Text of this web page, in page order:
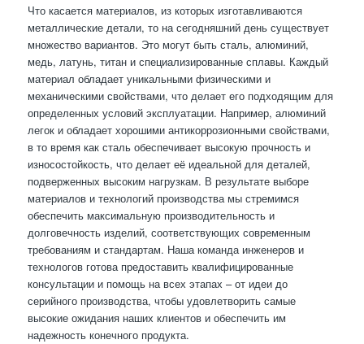
Что касается материалов, из которых изготавливаются
металлические детали, то на сегодняшний день существует
множество вариантов. Это могут быть сталь, алюминий,
медь, латунь, титан и специализированные сплавы. Каждый
материал обладает уникальными физическими и
механическими свойствами, что делает его подходящим для
определенных условий эксплуатации. Например, алюминий
легок и обладает хорошими антикоррозионными свойствами,
в то время как сталь обеспечивает высокую прочность и
износостойкость, что делает её идеальной для деталей,
подверженных высоким нагрузкам. В результате выборе
материалов и технологий производства мы стремимся
обеспечить максимальную производительность и
долговечность изделий, соответствующих современным
требованиям и стандартам. Наша команда инженеров и
технологов готова предоставить квалифицированные
консультации и помощь на всех этапах – от идеи до
серийного производства, чтобы удовлетворить самые
высокие ожидания наших клиентов и обеспечить им
надежность конечного продукта.